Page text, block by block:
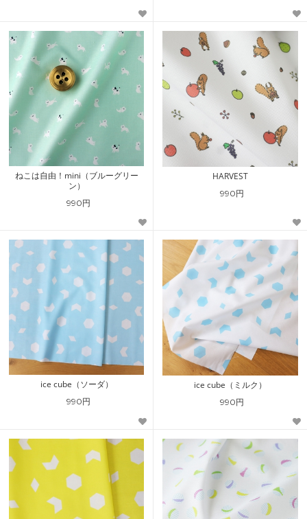
ねこは自由！mini（ブルーグリー
ン）
990円
HARVEST
990円
ice cube（ソーダ）
990円
ice cube（ミルク）
990円